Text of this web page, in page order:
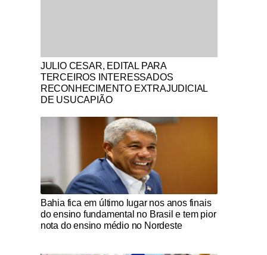
Notícias Católicas
JULIO CESAR, EDITAL PARA
TERCEIROS INTERESSADOS
RECONHECIMENTO EXTRAJUDICIAL
DE USUCAPIÃO
Notícias Católicas
Bahia fica em último lugar nos anos finais
do ensino fundamental no Brasil e tem pior
nota do ensino médio no Nordeste